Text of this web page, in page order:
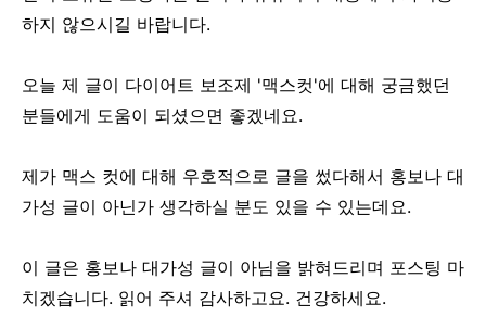
하지 않으시길 바랍니다.
오늘 제 글이 다이어트 보조제 '맥스컷'에 대해 궁금했던
분들에게 도움이 되셨으면 좋겠네요.
제가 맥스 컷에 대해 우호적으로 글을 썼다해서 홍보나 대
가성 글이 아닌가 생각하실 분도 있을 수 있는데요.
이 글은 홍보나 대가성 글이 아님을 밝혀드리며 포스팅 마
치겠습니다. 읽어 주셔 감사하고요. 건강하세요.